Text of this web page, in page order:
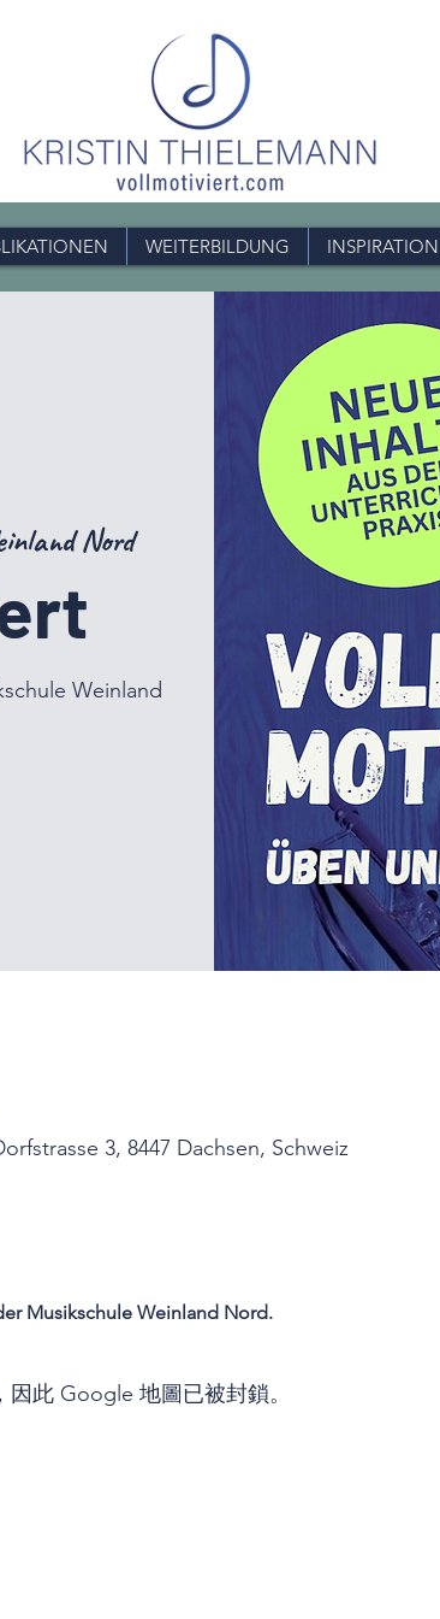
WEITERBILDUNG INSPIRATION
Nord
Weinland
3, 8447 Dachsen, Schweiz
Musikschule Weinland Nord.
此 Google 地圖已被封鎖。